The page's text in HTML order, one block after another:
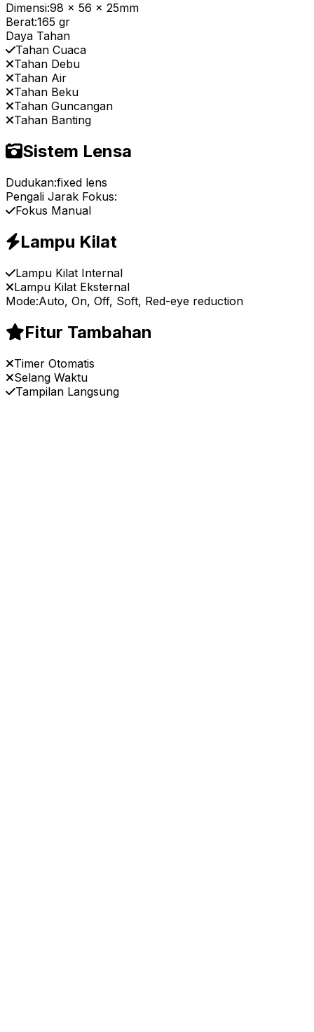
Dimensi:98 x 56 x 25mm
Berat:165 gr
Daya Tahan
Tahan Cuaca
Tahan Debu
Tahan Air
Tahan Beku
Tahan Guncangan
Tahan Banting
Sistem Lensa
Dudukan:fixed lens
Pengali Jarak Fokus:
Fokus Manual
Lampu Kilat
Lampu Kilat Internal
Lampu Kilat Eksternal
Mode:Auto, On, Off, Soft, Red-eye reduction
Fitur Tambahan
Timer Otomatis
Selang Waktu
Tampilan Langsung